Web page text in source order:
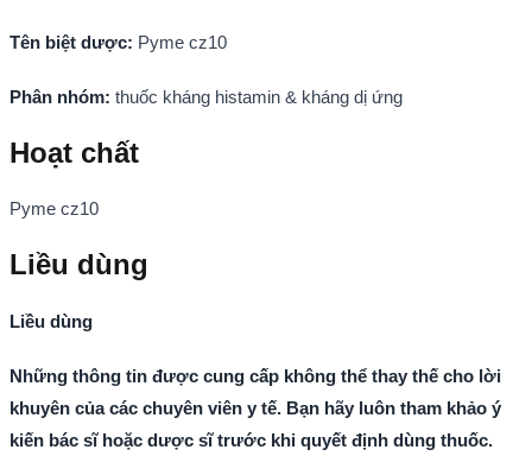
Tên biệt dược: Pyme cz10
Phân nhóm: thuốc kháng histamin & kháng dị ứng
Hoạt chất
Pyme cz10
Liều dùng
Liều dùng
Những thông tin được cung cấp không thể thay thế cho lời
khuyên của các chuyên viên y tế. Bạn hãy luôn tham khảo ý
kiến bác sĩ hoặc dược sĩ trước khi quyết định dùng thuốc.